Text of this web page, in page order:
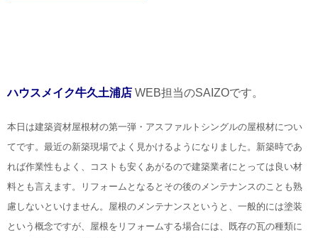
ハウスメイク牛久土浦店 WEB担当のSAIZOです。
本日は建築資材屋根材の第一弾・アスファルトシングルの屋根材につい
てです。最近の新築現場でよく見かけるようになりました。新築時であ
れば作業性もよく、コストも安くあがるので建築業者にとっては良い材
料とも言えます。
リフォームとなるとその後のメンテナンスのことも熟
慮しないといけません。屋根のメンテナンスというと、一般的には塗装
という概念ですが、屋根をリフォームする場合には、既存の瓦の種類に